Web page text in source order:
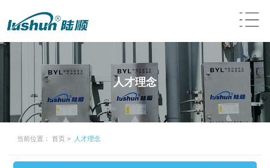
人才理念
当前位置： 首页 > 人才理念